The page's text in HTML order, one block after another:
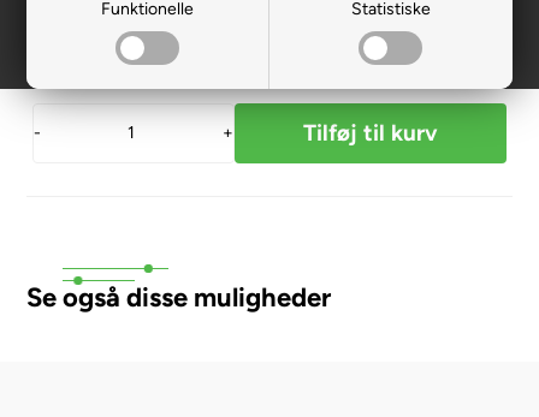
Funktionelle Statistiske
På lager til levering
- +
Se også disse muligheder